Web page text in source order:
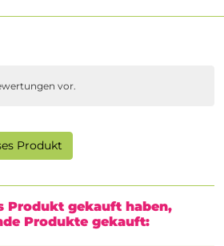
vor.
Produkt
Produkt gekauft haben,
Produkte gekauft: